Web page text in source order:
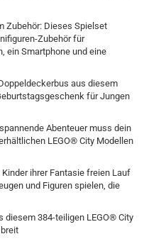
Zubehör: Dieses Spielset
Zubehör für
ein Smartphone und eine
aus diesem
für Jungen
Abenteuer muss dein
LEGO® City Modellen
ihrer Fantasie freien Lauf
und Figuren spielen, die
diesem 384-teiligen LEGO® City